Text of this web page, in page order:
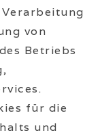
von
Betriebs
für die
und